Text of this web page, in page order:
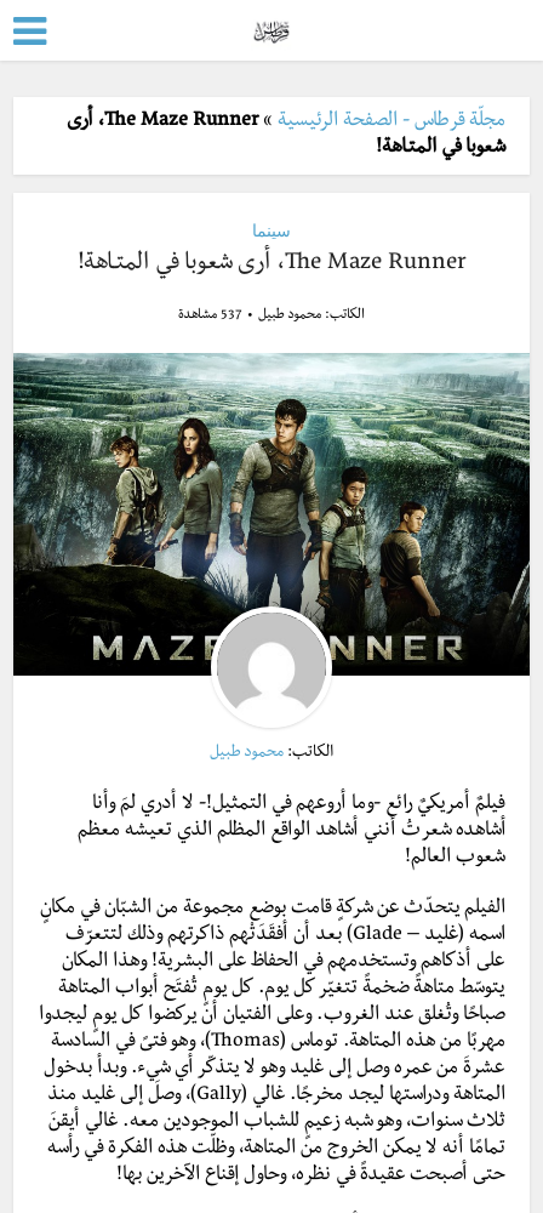
مجلّة قرطاس - الصفحة الرئيسية »
The Maze Runner، أرى
شعوبا في المتـاهة!
سينما
The Maze Runner، أرى شعوبا في المتـاهة!
الكاتب: محمود طبيل 537 مشاهدة
الكاتب: محمود طبيل
فيلمٌ أمريكيٌ رائع -وما أروعهم في التمثيل!- لا أدري لمَ وأنا
أشاهده شعرتُ أنني أشاهد الواقع المظلم الذي تعيشه معظم
شعوب العالم!
الفيلم يتحدّث عن شركةٍ قامت بوضع مجموعة من الشبّان في مكانٍ
اسمه (غليد – Glade) بعد أن أفقَدَتْهم ذاكرتهم وذلك لتتعرّف
على أذكاهم وتستخدمهم في الحفاظ على البشرية! وهذا المكان
يتوسّط متاهةً ضخمةً تتغيّر كل يوم. كل يومٍ تُفتَح أبواب المتاهة
صباحًا وتُغلق عند الغروب. وعلى الفتيان أن يركضوا كل يومٍ ليجدوا
مهربًا من هذه المتاهة. توماس (Thomas)، وهو فتىً في السادسة
عشرةَ من عمره وصل إلى غليد وهو لا يتذكّر أي شيء. وبدأ بدخول
المتاهة ودراستها ليجد مخرجًا. غالي (Gally)، وصلَ إلى غليد منذ
ثلاث سنوات، وهو شبه زعيمٍ للشباب الموجودين معه. غالي أيقنَ
تمامًا أنه لا يمكن الخروج من المتاهة، وظلّت هذه الفكرة في رأسه
حتى أصبحت عقيدةً في نظره، وحاول إقناع الآخرين بها!